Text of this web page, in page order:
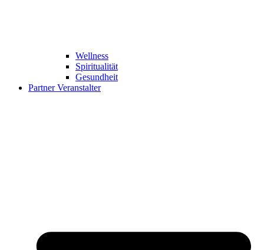
Wellness
Spiritualität
Gesundheit
Partner Veranstalter